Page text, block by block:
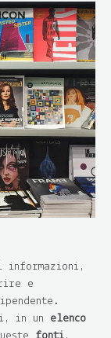
informazioni,
e
in un elenco